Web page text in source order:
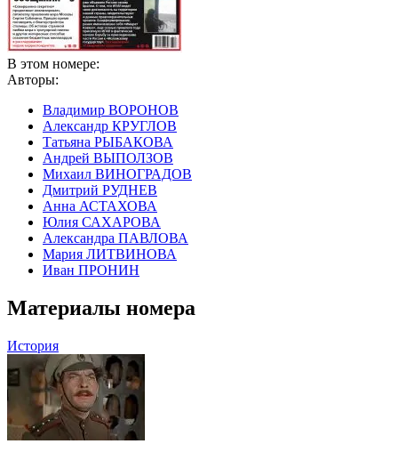
В этом номере:
Авторы:
Владимир ВОРОНОВ
Александр КРУГЛОВ
Татьяна РЫБАКОВА
Андрей ВЫПОЛЗОВ
Михаил ВИНОГРАДОВ
Дмитрий РУДНЕВ
Анна АСТАХОВА
Юлия САХАРОВА
Александра ПАВЛОВА
Мария ЛИТВИНОВА
Иван ПРОНИН
Материалы номера
История